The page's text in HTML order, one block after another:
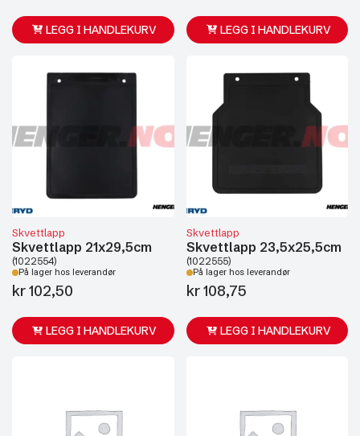
LEGG I HANDLEKURV LEGG I HANDLEKURV
Skvettlapp
Skvettlapp 21x29,5cm
(1022554)
På lager hos leverandør
kr102,50
LEGG I HANDLEKURV
Skvettlapp
Skvettlapp 23,5x25,5cm
(1022555)
På lager hos leverandør
kr108,75
LEGG I HANDLEKURV